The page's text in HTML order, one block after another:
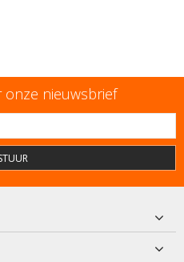
onze nieuwsbrief